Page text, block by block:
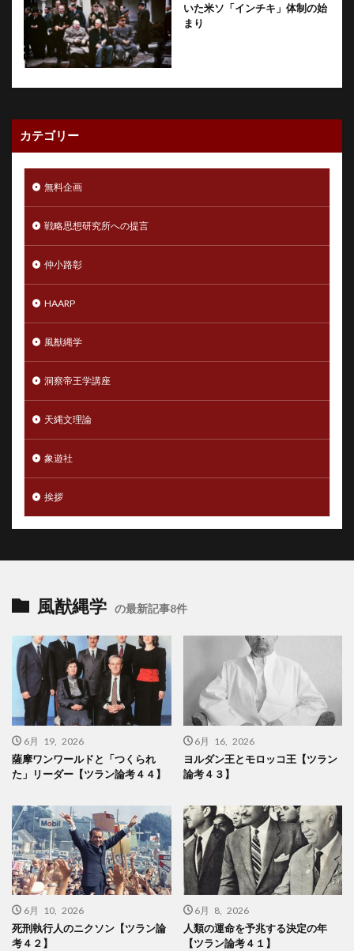
いた米ソ「インチキ」体制の始
まり
カテゴリー
無料企画
戦略思想研究所への提言
仲小路彰
HAARP
風猷縄学
洞察帝王学講座
天縄文理論
象遊社
挨拶
風猷縄学 の最新記事8件
6月 19, 2026
薩摩ワンワールドと「つくられ
た」リーダー【ツラン論考４４】
6月 16, 2026
ヨルダン王とモロッコ王【ツラン
論考４３】
6月 10, 2026
死刑執行人のニクソン【ツラン論
考４２】
6月 8, 2026
人類の運命を予兆する決定の年
【ツラン論考４１】